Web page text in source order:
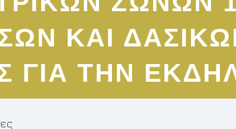
ΚΑΙ
ΓΙΑ ΤΗΝ